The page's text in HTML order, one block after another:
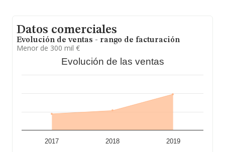
Datos comerciales
Evolución de ventas - rango de facturación
Menor de 300 mil €
Evolución de las ventas
2017 2018 2019